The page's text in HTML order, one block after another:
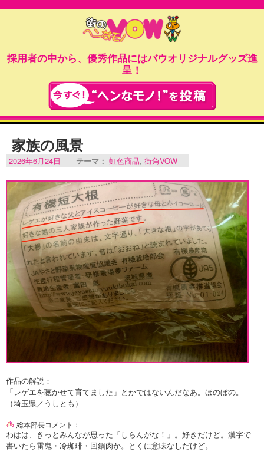
採用者の中から、優秀作品にはバウオリジナルグッズ進
呈！
家族の風景
2026年6月24日 テーマ： 虹色商品, 街角VOW
作品の解説：
「レゲエを聴かせて育てました」とかではないんだなあ。ほのぼの。
（埼玉県／うしとも）
総本部長コメント：
わはは、きっとみんなが思った「しらんがな！」。好きだけど。漢字で
書いたら雷鬼・冷珈琲・回鍋肉か。とくに意味なしだけど。